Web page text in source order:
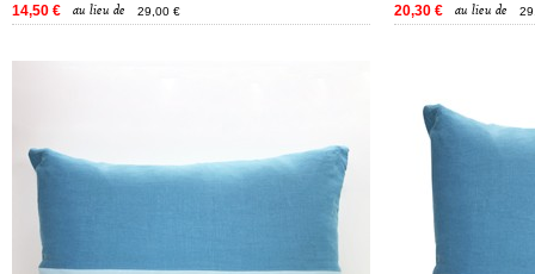
14,50 €
au lieu de 29,00 €
20,30 €
au lieu de